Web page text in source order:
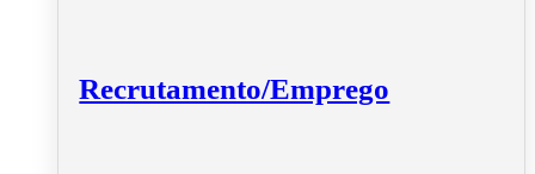
Recrutamento/Emprego